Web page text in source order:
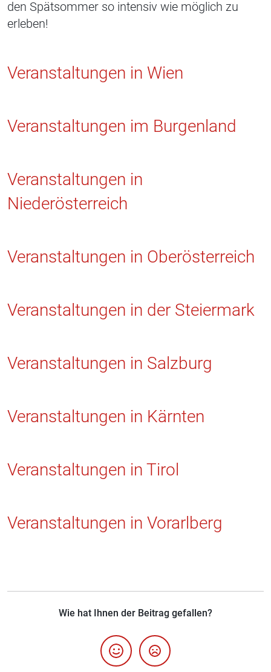
den Spätsommer so intensiv wie möglich zu
erleben!
Veranstaltungen in Wien
Veranstaltungen im Burgenland
Veranstaltungen in
Niederösterreich
Veranstaltungen in Oberösterreich
Veranstaltungen in der Steiermark
Veranstaltungen in Salzburg
Veranstaltungen in Kärnten
Veranstaltungen in Tirol
Veranstaltungen in Vorarlberg
Wie hat Ihnen der Beitrag gefallen?